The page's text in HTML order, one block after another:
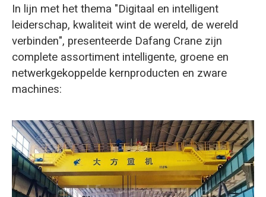
In lijn met het thema "Digitaal en intelligent
leiderschap, kwaliteit wint de wereld, de wereld
verbinden", presenteerde Dafang Crane zijn
complete assortiment intelligente, groene en
netwerkgekoppelde kernproducten en zware
machines: